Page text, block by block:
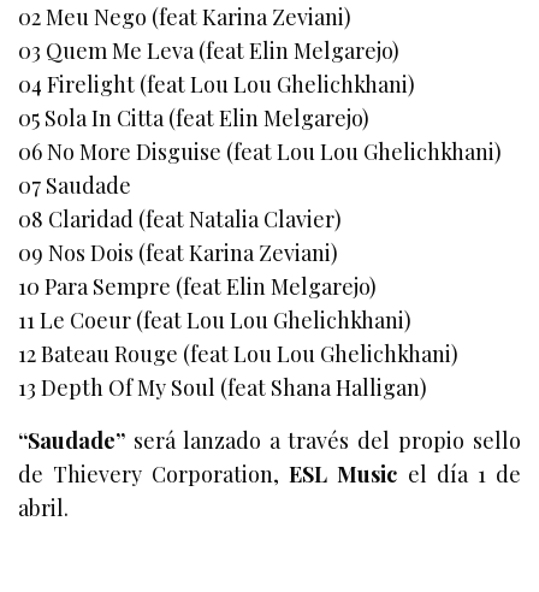
02 Meu Nego (feat Karina Zeviani)
03 Quem Me Leva (feat Elin Melgarejo)
04 Firelight (feat Lou Lou Ghelichkhani)
05 Sola In Citta (feat Elin Melgarejo)
06 No More Disguise (feat Lou Lou Ghelichkhani)
07 Saudade
08 Claridad (feat Natalia Clavier)
09 Nos Dois (feat Karina Zeviani)
10 Para Sempre (feat Elin Melgarejo)
11 Le Coeur (feat Lou Lou Ghelichkhani)
12 Bateau Rouge (feat Lou Lou Ghelichkhani)
13 Depth Of My Soul (feat Shana Halligan)
“Saudade” será lanzado a través del propio sello
de Thievery Corporation,ESL Music el día 1 de
abril.